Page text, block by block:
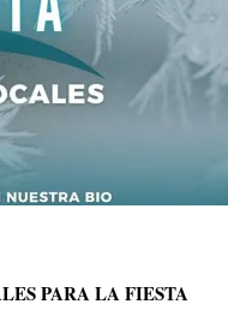
PARA LA FIESTA